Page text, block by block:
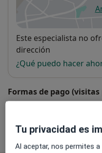
Disponibilidad
Este especialista no
dirección
¿Qué puedo hacer
Formas de pago
Mostrar
Tu privacidad es
Al aceptar, nos permites